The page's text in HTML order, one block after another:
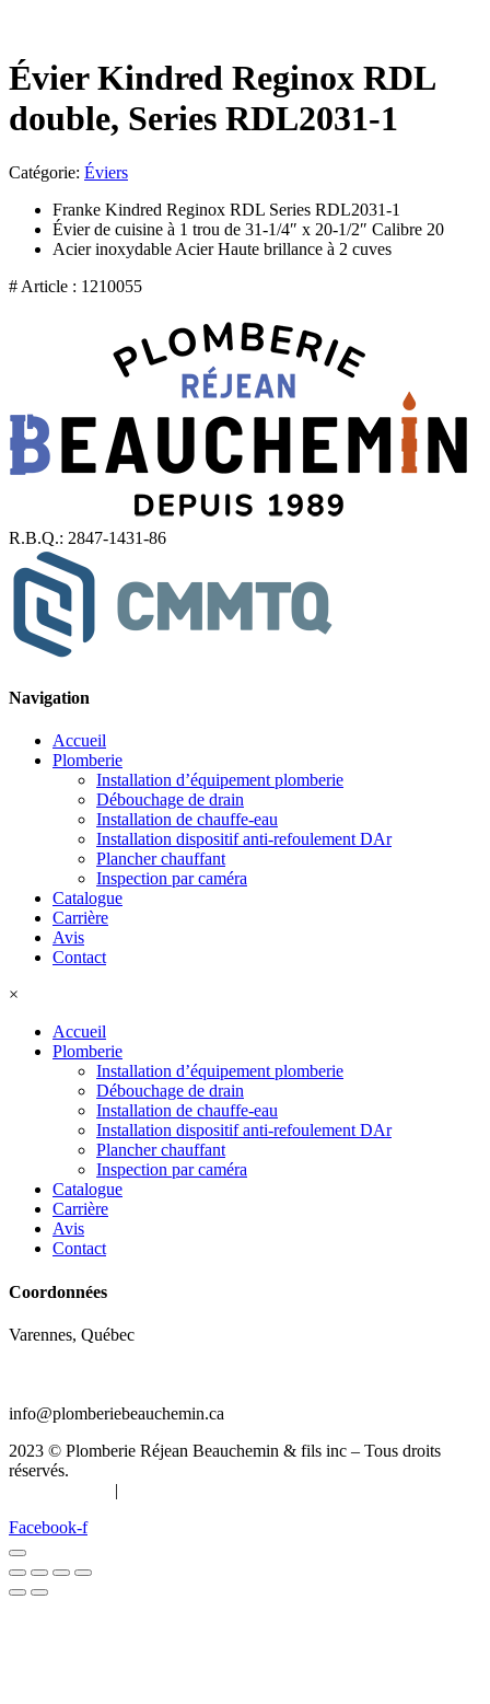
Évier Kindred Reginox RDL
double, Series RDL2031-1
Catégorie: Éviers
Franke Kindred Reginox RDL Series RDL2031-1
Évier de cuisine à 1 trou de 31-1/4″ x 20-1/2″ Calibre 20
Acier inoxydable Acier Haute brillance à 2 cuves
# Article : 1210055
R.B.Q.: 2847-1431-86
Navigation
Accueil
Plomberie
Installation d’équipement plomberie
Débouchage de drain
Installation de chauffe-eau
Installation dispositif anti-refoulement DAr
Plancher chauffant
Inspection par caméra
Catalogue
Carrière
Avis
Contact
×
Accueil
Plomberie
Installation d’équipement plomberie
Débouchage de drain
Installation de chauffe-eau
Installation dispositif anti-refoulement DAr
Plancher chauffant
Inspection par caméra
Catalogue
Carrière
Avis
Contact
Coordonnées
Varennes, Québec
info@plomberiebeauchemin.ca
2023 © Plomberie Réjean Beauchemin & fils inc – Tous droits
réservés.
|
Facebook-f